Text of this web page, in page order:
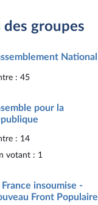
des groupes
National
: 45
pour la
: 14
votant : 1
France insoumise -
Front Populaire